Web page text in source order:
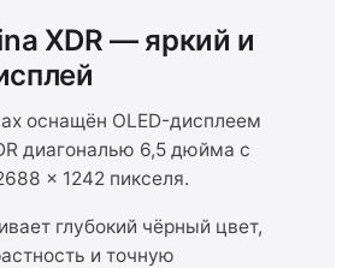
XDR — яркий и
оснащён OLED-дисплеем
диагональю 6,5 дюйма с
× 1242 пикселя.
глубокий чёрный цвет,
и точную